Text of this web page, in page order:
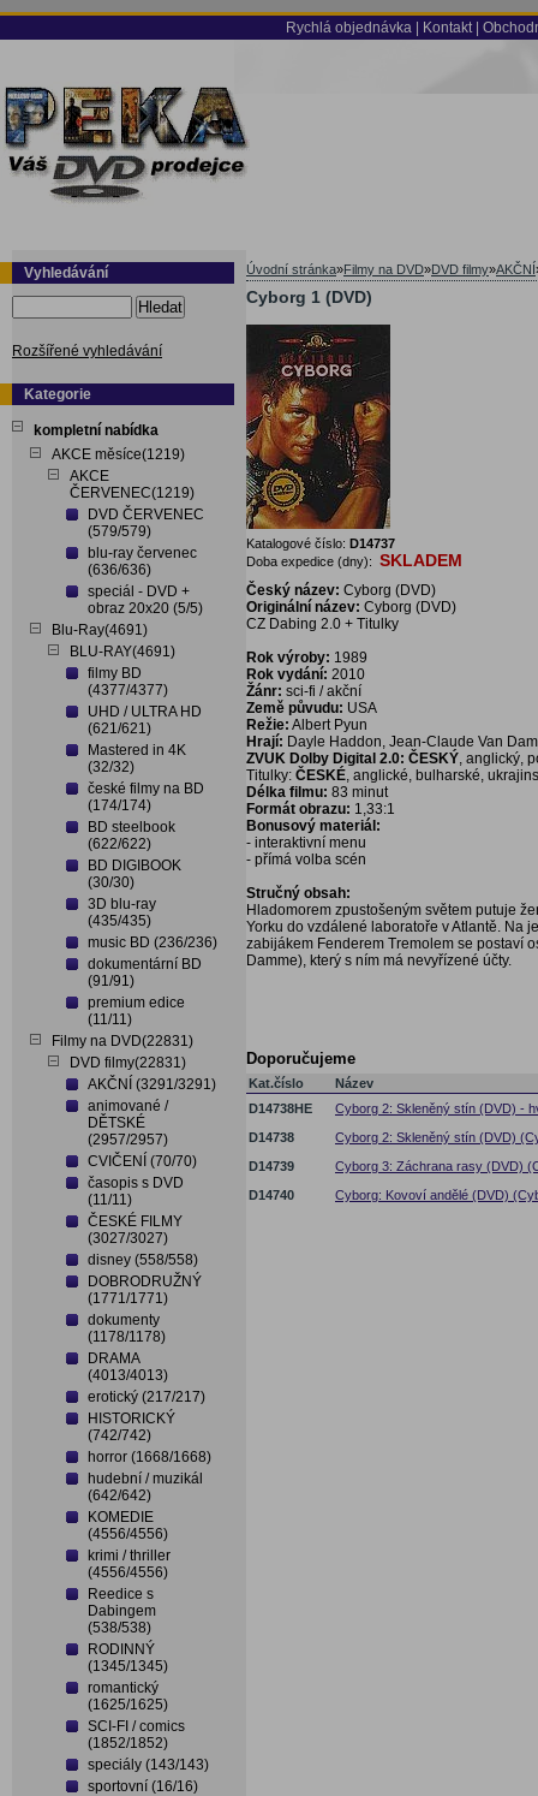
Rychlá objednávka Kontakt
Vyhledávání
Hledat
Rozšířené vyhledávání
Kategorie
kompletní nabídka
AKCE měsíce(1219)
AKCE
ČERVENEC(1219)
DVD ČERVENEC
(579/579)
blu-ray červenec
(636/636)
speciál - DVD +
obraz 20x20 (5/5)
Blu-Ray(4691)
BLU-RAY(4691)
filmy BD
(4377/4377)
UHD / ULTRA HD
(621/621)
Mastered in 4K
(32/32)
české filmy na BD
(174/174)
BD steelbook
(622/622)
BD DIGIBOOK
(30/30)
3D blu-ray
(435/435)
music BD (236/236)
dokumentární BD
(91/91)
premium edice
(11/11)
Filmy na DVD(22831)
DVD filmy(22831)
AKČNÍ (3291/3291)
animované /
DĚTSKÉ
(2957/2957)
CVIČENÍ (70/70)
časopis s DVD
(11/11)
ČESKÉ FILMY
(3027/3027)
disney (558/558)
DOBRODRUŽNÝ
(1771/1771)
dokumenty
(1178/1178)
DRAMA
(4013/4013)
erotický (217/217)
HISTORICKÝ
(742/742)
horror (1668/1668)
hudební / muzikál
(642/642)
KOMEDIE
(4556/4556)
krimi / thriller
(4556/4556)
Reedice s
Dabingem
(538/538)
RODINNÝ
(1345/1345)
romantický
(1625/1625)
SCI-FI / comics
(1852/1852)
speciály (143/143)
sportovní (16/16)
Úvodní stránka»Filmy na DVD»DVD filmy»AKČNÍ
Cyborg 1 (DVD)
Katalogové číslo: D14737
Doba expedice (dny): SKLADEM
Český název: Cyborg (DVD)
Originální název: Cyborg (DVD)
CZ Dabing 2.0 + Titulky
Rok výroby: 1989
Rok vydání: 2010
Žánr: sci-fi / akční
Země půvudu: USA
Režie: Albert Pyun
Hrají: Dayle Haddon, Jean-Claude Van
ZVUK Dolby Digital 2.0: ČESKÝ, anglický,
Titulky: ČESKÉ, anglické, bulharské,
Délka filmu: 83 minut
Formát obrazu: 1,33:1
Bonusový materiál:
- interaktivní menu
- přímá volba scén
Stručný obsah:
Hladomorem zpustošeným světem putuje
Yorku do vzdálené laboratoře v Atlantě. Na
zabijákem Fenderem Tremolem se postaví
Damme), který s ním má nevyřízené účty.
Doporučujeme
Kat.číslo
Název
D14738HE
Cyborg 2: Skleněný stín (DVD) -
D14738
Cyborg 2: Skleněný stín (DVD)
D14739
Cyborg 3: Záchrana rasy (DVD)
D14740
Cyborg: Kovoví andělé (DVD)